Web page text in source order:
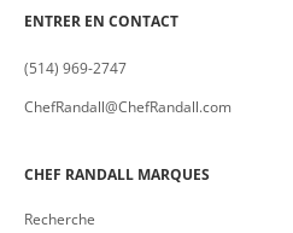
ENTRER EN CONTACT
(514) 969-2747
ChefRandall@ChefRandall.com
CHEF RANDALL MARQUES
Recherche